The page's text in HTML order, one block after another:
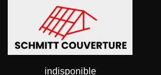
indisponible